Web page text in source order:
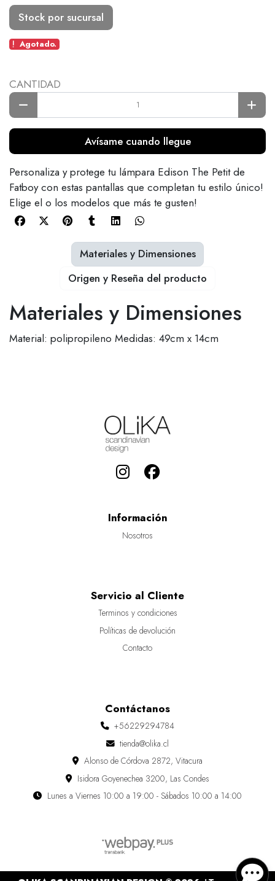
Stock por sucursal
Agotado.
CANTIDAD
Avísame cuando llegue
Personaliza y protege tu lámpara Edison The Petit de
Fatboy con estas pantallas que completan tu estilo único!
Elige el o los modelos que más te gusten!
Materiales y Dimensiones
Material: polipropileno Medidas: 49cm x 14cm
Materiales y Dimensiones
Origen y Reseña del producto
Información
Nosotros
Servicio al Cliente
Terminos y condiciones
Políticas de devolución
Contacto
Contáctanos
+56229294784
tienda@olika.cl
Alonso de Córdova 2872, Vitacura
Isidora Goyenechea 3200, Las Condes
Lunes a Viernes 10:00 a 19:00 - Sábados 10:00 a 14:00